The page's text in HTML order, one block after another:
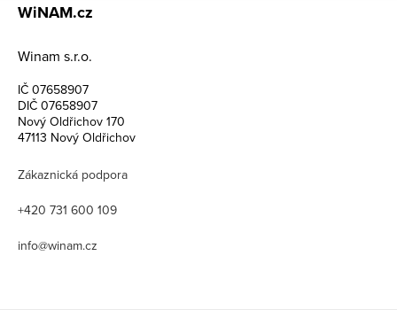
WiNAM.cz
Winam s.r.o.
IČ 07658907
DIČ 07658907
Nový Oldřichov 170
47113 Nový Oldřichov
Zákaznická podpora
+420 731 600 109
info@winam.cz